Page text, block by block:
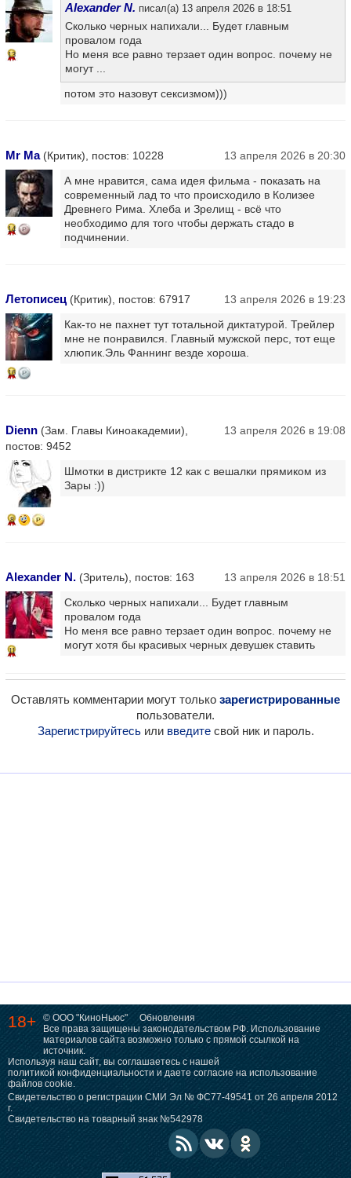
13
Alexander N. писал(а) 13 апреля 2026 в 18:51
Сколько черных напихали... Будет главным
провалом года
Но меня все равно терзает один вопрос. почему не
могут ...
потом это назовут сексизмом)))
Mr Ma(Критик), постов: 10228 13 апреля 2026 в 20:30
14
А мне нравится, сама идея фильма - показать на
современный лад то что происходило в Колизее
Древнего Рима. Хлеба и Зрелищ - всё что
необходимо для того чтобы держать стадо в
подчинении.
Летописец (Критик), постов: 67917 13 апреля 2026 в 19:23
16
Как-то не пахнет тут тотальной диктатурой. Трейлер
мне не понравился. Главный мужской перс, тот еще
хлюпик.Эль Фаннинг везде хороша.
Dienn (Зам. Главы Киноакадемии),
постов: 9452
13 апреля 2026 в 19:08
8
Шмотки в дистрикте 12 как с вешалки прямиком из
Зары :))
Alexander N. (Зритель), постов: 163 13 апреля 2026 в 18:51
11
Сколько черных напихали... Будет главным
провалом года
Но меня все равно терзает один вопрос. почему не
могут хотя бы красивых черных девушек ставить
Оставлять комментарии могут только зарегистрированные
пользователи.
Зарегистрируйтесьили введитесвой ник и пароль.
18+ © ООО "КиноНьюс"
Обновления
Все права защищены законодательством РФ. Использование
материалов сайта возможно только с прямой ссылкой на
источник.
Используя наш сайт, вы соглашаетесь с нашей
политикой конфиденциальности и даете согласие на использование
файлов cookie.
Свидетельство о регистрации СМИ Эл № ФС77-49541 от 26 апреля 2012
г.
Свидетельство на товарный знак №542978